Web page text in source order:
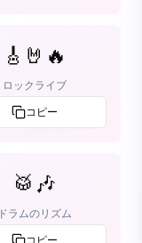
🎸🤘🔥
ロックライブ
コピー
🥁🎶
ドラムのリズム
コピー